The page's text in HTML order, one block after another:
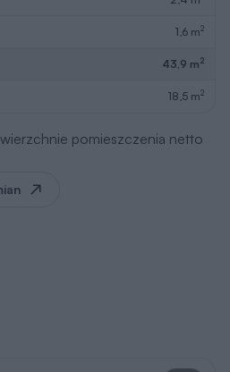
1,6 m2
43,9 m2
18,5 m2
pomieszczenia netto